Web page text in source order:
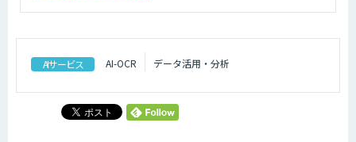
AIサービス AI-OCR データ活用・分析